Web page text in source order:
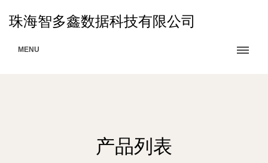
珠海智多鑫数据科技有限公司
MENU
产品列表